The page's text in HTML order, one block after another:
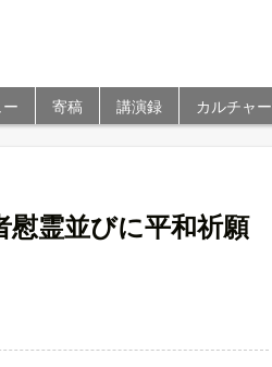
寄稿 講演録 カルチャー
霊並びに平和祈願